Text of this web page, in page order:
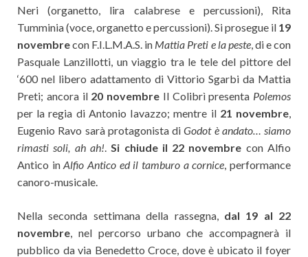
Neri (organetto, lira calabrese e percussioni), Rita
Tumminia (voce, organetto e percussioni). Si prosegue il 19
novembrecon F.I.L.M.A.S. in Mattia Preti e la peste, di e con
Pasquale Lanzillotti, un viaggio tra le tele del pittore del
‘600 nel libero adattamento di Vittorio Sgarbi da Mattia
Preti; ancora il 20 novembre Il Colibrì presenta Polemos
per la regia di Antonio Iavazzo; mentre il 21 novembre
Eugenio Ravo sarà protagonista diGodot è andato… siamo
rimasti soli, ah ah! Si chiude il 22 novembre con Alfio
Antico inAlfio Antico ed il tamburo a cornice , performance
canoro-musicale.
Nella seconda settimana della rassegna, dal 19 al 22
novembre , nel percorso urbano che accompagnerà il
pubblico da via Benedetto Croce, dove è ubicato il foyer